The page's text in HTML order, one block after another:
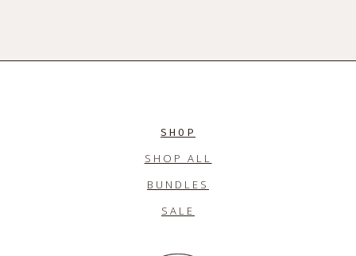
SHOP
SHOP ALL
BUNDLES
SALE